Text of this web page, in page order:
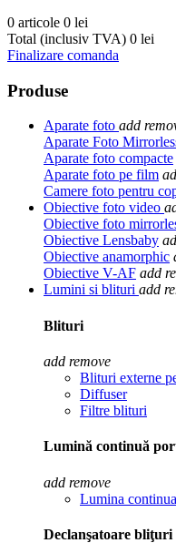
0 articole 0 lei
Total (inclusiv TVA) 0 lei
Finalizare comanda
Produse
Aparate foto add
Aparate Foto
Aparate foto compacte
Aparate foto pe film
Camere foto pentru
Obiective foto video
Obiective foto
Obiective Lensbaby
Obiective anamorphic
Obiective V-AF add
Lumini si blituri add
Blituri
add remove
Blituri externe
Diffuser
Filtre blituri
Lumină continuă
add remove
Lumina
Declanşatoare bliţuri